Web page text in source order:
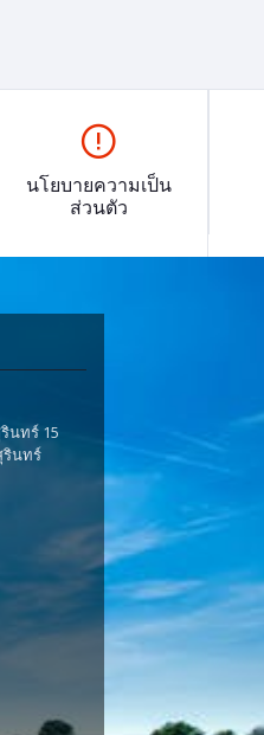
นโยบายความเป็น
ส่วนตัว
นทร์ 15
รินทร์